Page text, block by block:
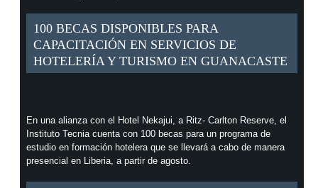
100 BECAS DISPONIBLES PARA
CAPACITACIÓN EN SERVICIOS DE
HOTELERÍA Y TURISMO EN GUANACASTE
En una alianza con el Hotel Nekajui, a Ritz- Carlton Reserve, el
Instituto Tecnia cuenta con 100 becas para un programa de
estudio en formación hotelera que se llevará a cabo de manera
presencial en Liberia, a partir de agosto.